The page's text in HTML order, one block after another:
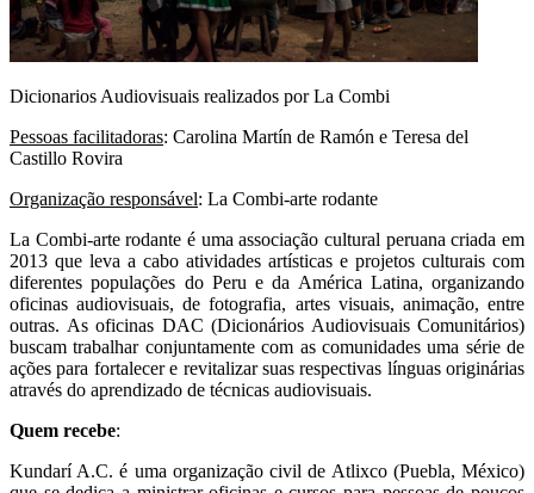
Dicionarios Audiovisuais realizados por La Combi
Pessoas facilitadoras: Carolina Martín de Ramón e Teresa del
Castillo Rovira
Organização responsável: La Combi-arte rodante
La Combi-arte rodante é uma associação cultural peruana criada em
2013 que leva a cabo atividades artísticas e projetos culturais com
diferentes populações do Peru e da América Latina, organizando
oficinas audiovisuais, de fotografia, artes visuais, animação, entre
outras. As oficinas DAC (Dicionários Audiovisuais Comunitários)
buscam trabalhar conjuntamente com as comunidades uma série de
ações para fortalecer e revitalizar suas respectivas línguas originárias
através do aprendizado de técnicas audiovisuais.
Quem recebe:
Kundarí A.C. é uma organização civil de Atlixco (Puebla, México)